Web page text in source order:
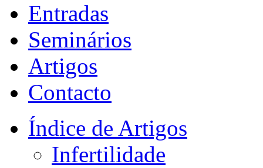
Entradas
Seminários
Artigos
Contacto
Índice de Artigos
Infertilidade